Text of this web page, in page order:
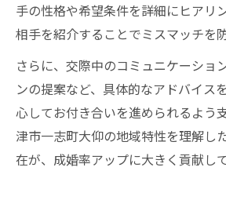
手の性格や希望条件を詳細にヒアリ
相手を紹介することでミスマッチを防
さらに、交際中のコミュニケーショ
ンの提案など、具体的なアドバイス
心してお付き合いを進められるよう
津市一志町大仰の地域特性を理解し
在が、成婚率アップに大きく貢献して